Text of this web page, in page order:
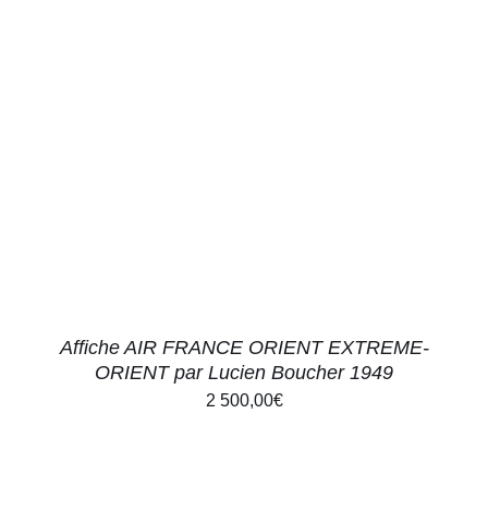
Affiche AIR FRANCE ORIENT EXTREME-
ORIENT par Lucien Boucher 1949
2 500,00€